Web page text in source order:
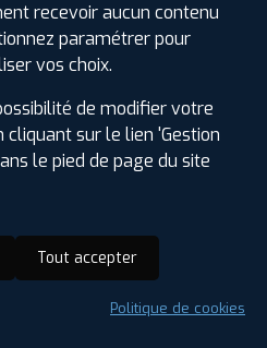
recevoir aucun contenu
paramétrer pour
vos choix.
de modifier votre
sur le lien 'Gestion
le pied de page du site
Tout accepter
Politique de cookies